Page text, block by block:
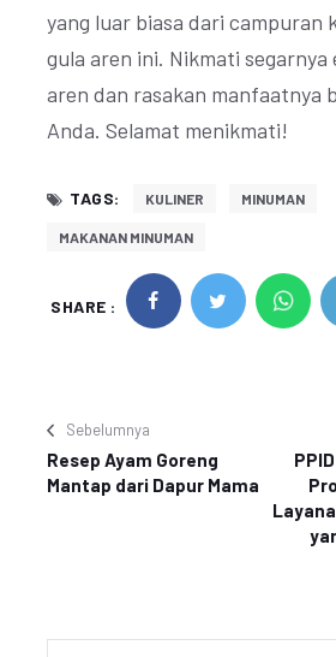
yang luar biasa dari campuran
gula aren ini. Nikmati segarnya
aren dan rasakan manfaatnya
Anda. Selamat menikmati!
TAGS: KULINER MINUMAN
MAKANAN MINUMAN
SHARE :
Sebelumnya
Resep Ayam Goreng
Mantap dari Dapur Mama